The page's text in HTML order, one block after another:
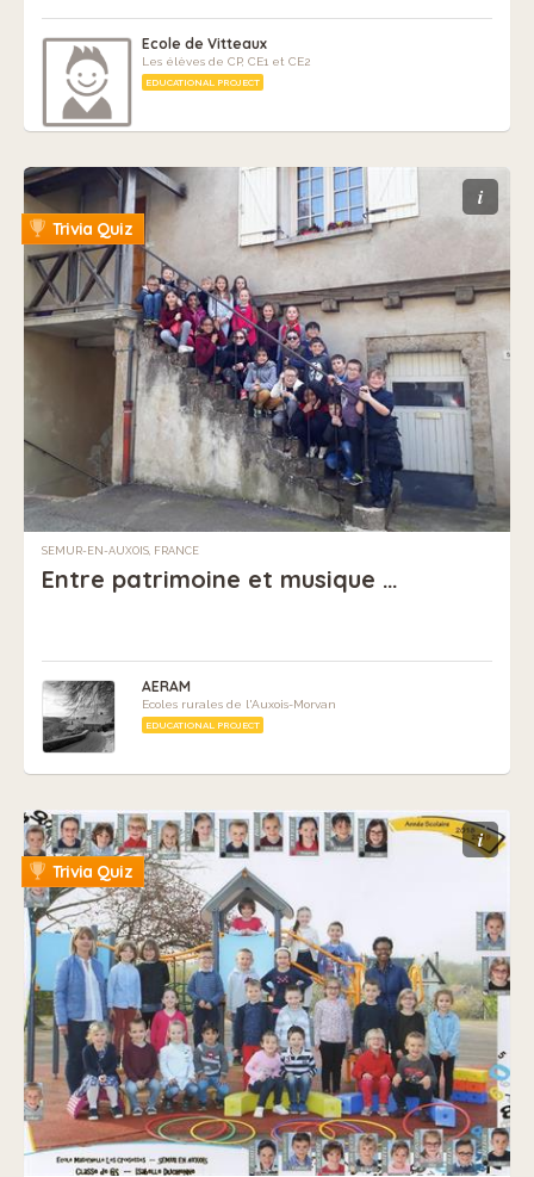
Ecole de Vitteaux
Les élèves de CP, CE1 et CE2
EDUCATIONAL PROJECT
i
Trivia Quiz
SEMUR-EN-AUXOIS, FRANCE
Entre patrimoine et musique …
AERAM
Ecoles rurales de l'Auxois-Morvan
EDUCATIONAL PROJECT
i
Trivia Quiz